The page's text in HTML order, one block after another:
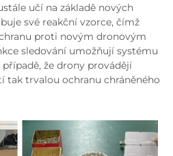
učí na základě nových
své reakční vzorce, čímž
proti novým dronovým
sledování umožňují systému
že drony provádějí
tak trvalou ochranu chráněného